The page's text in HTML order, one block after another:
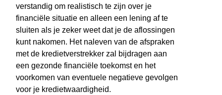
verstandig om realistisch te zijn over je
financiële situatie en alleen een lening af te
sluiten als je zeker weet dat je de aflossingen
kunt nakomen. Het naleven van de afspraken
met de kredietverstrekker zal bijdragen aan
een gezonde financiële toekomst en het
voorkomen van eventuele negatieve gevolgen
voor je kredietwaardigheid.